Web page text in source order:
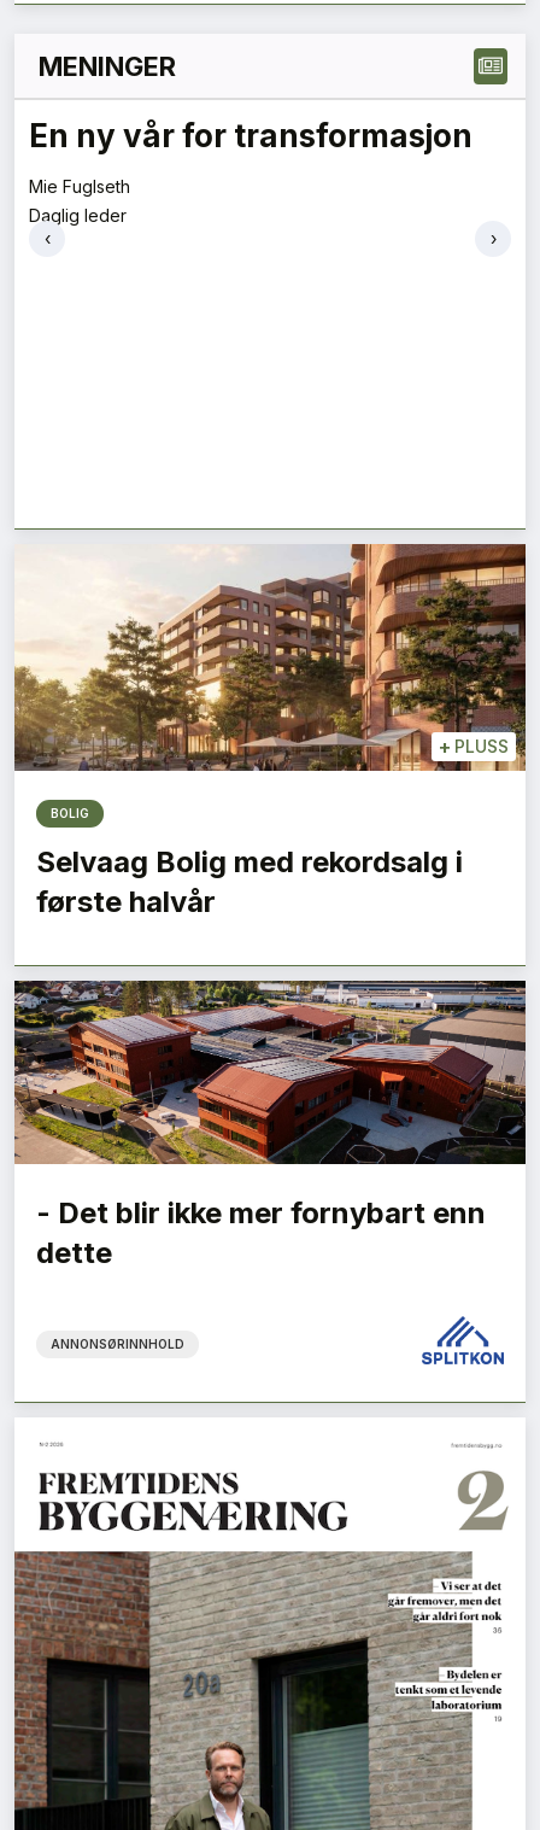
MENINGER
En ny vår for transformasjon
Mie Fuglseth
Daglig leder
‹
›
+ PLUSS
BOLIG
Selvaag Bolig med rekordsalg i
første halvår
- Det blir ikke mer fornybart enn
dette
ANNONSØRINNHOLD